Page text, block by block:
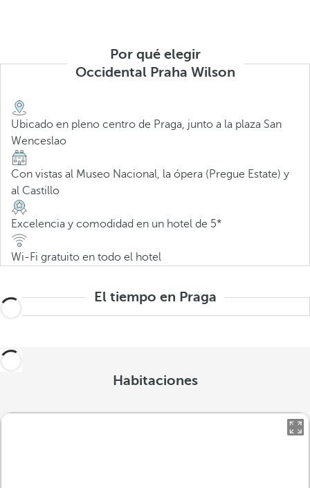
Por qué elegir
Occidental Praha Wilson
Ubicado en pleno centro de Praga, junto a la plaza San
Wenceslao
Con vistas al Museo Nacional, la ópera (Pregue Estate) y
al Castillo
Excelencia y comodidad en un hotel de 5*
Wi-Fi gratuito en todo el hotel
El tiempo en Praga
Habitaciones